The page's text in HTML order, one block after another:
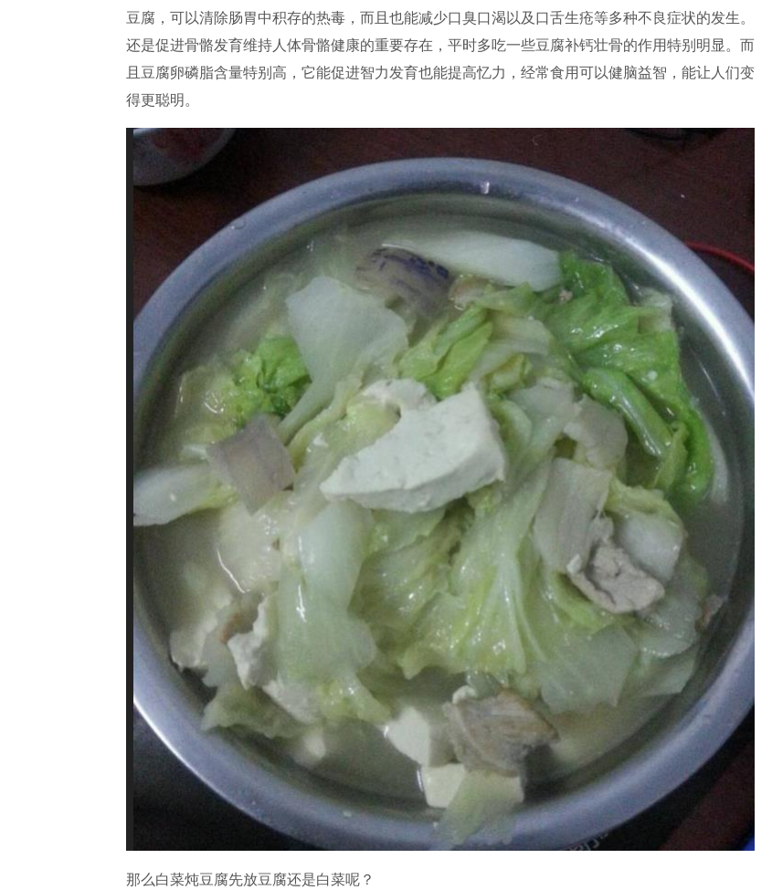
豆腐，可以清除肠胃中积存的热毒，而且也能减少口臭口渴以及口舌生疮等多种不良症状的发生。
还是促进骨骼发育维持人体骨骼健康的重要存在，平时多吃一些豆腐补钙壮骨的作用特别明显。而
且豆腐卵磷脂含量特别高，它能促进智力发育也能提高忆力，经常食用可以健脑益智，能让人们变
得更聪明。
那么白菜炖豆腐先放豆腐还是白菜呢？